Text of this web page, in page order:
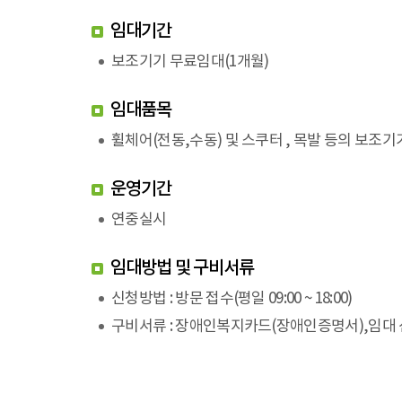
임대기간
보조기기 무료임대(1개월)
임대품목
휠체어(전동,수동) 및 스쿠터 , 목발 등의 보조기
운영기간
연중실시
임대방법 및 구비서류
신청방법 : 방문 접수(평일 09:00 ~ 18:00)
구비서류 : 장애인복지카드(장애인증명서),임대